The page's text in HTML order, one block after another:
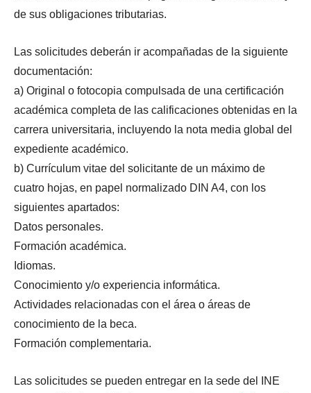
de sus obligaciones tributarias.
Las solicitudes deberán ir acompañadas de la siguiente
documentación:
a) Original o fotocopia compulsada de una certificación
académica completa de las calificaciones obtenidas en la
carrera universitaria, incluyendo la nota media global del
expediente académico.
b) Currículum vitae del solicitante de un máximo de
cuatro hojas, en papel normalizado DIN A4, con los
siguientes apartados:
Datos personales.
Formación académica.
Idiomas.
Conocimiento y/o experiencia informática.
Actividades relacionadas con el área o áreas de
conocimiento de la beca.
Formación complementaria.
Las solicitudes se pueden entregar en la sede del INE